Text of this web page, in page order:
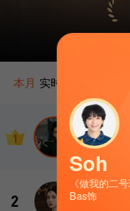
本月 实时更新至08/07
年
周
日
本月
1
Murong
这一秒过火
年榜排名
2 Shen Xihe
Soh
《做我的二
Bas饰